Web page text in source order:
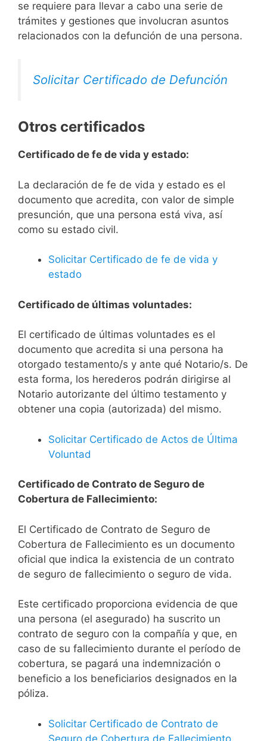
se requiere para llevar a cabo una serie de
trámites y gestiones que involucran asuntos
relacionados con la defunción de una persona.
Solicitar Certificado de Defunción
Otros certificados
Certificado de fe de vida y estado:
La declaración de fe de vida y estado es el
documento que acredita, con valor de simple
presunción, que una persona está viva, así
como su estado civil.
Solicitar Certificado de fe de vida y
estado
Certificado de últimas voluntades:
El certificado de últimas voluntades es el
documento que acredita si una persona ha
otorgado testamento/s y ante qué Notario/s. De
esta forma, los herederos podrán dirigirse al
Notario autorizante del último testamento y
obtener una copia (autorizada) del mismo.
Solicitar Certificado de Actos de Última
Voluntad
Certificado de Contrato de Seguro de
Cobertura de Fallecimiento:
El Certificado de Contrato de Seguro de
Cobertura de Fallecimiento es un documento
oficial que indica la existencia de un contrato
de seguro de fallecimiento o seguro de vida.
Este certificado proporciona evidencia de que
una persona (el asegurado) ha suscrito un
contrato de seguro con la compañía y que, en
caso de su fallecimiento durante el período de
cobertura, se pagará una indemnización o
beneficio a los beneficiarios designados en la
póliza.
Solicitar Certificado de Contrato de
Seguro de Cobertura de Fallecimiento